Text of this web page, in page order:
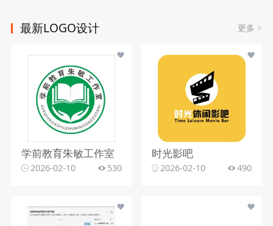
最新LOGO设计 更多
学前教育朱敏工作室
2026-02-10 530
时光影吧
2026-02-10 490